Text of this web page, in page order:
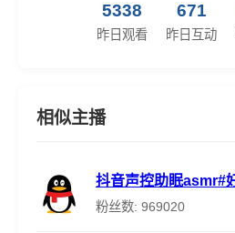
5338
昨日观看
671
昨日互动
相似主播
抖音声控助眠asmr#
粉丝数: 969020